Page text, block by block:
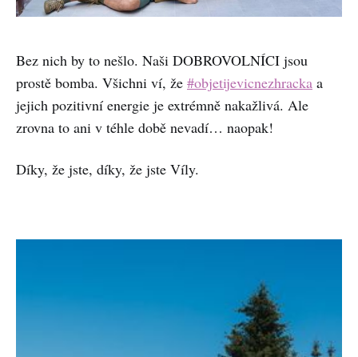
Bez nich by to nešlo. Naši DOBROVOLNÍCI jsou
prostě bomba. Všichni ví, že #objetijevicnezhracka a
jejich pozitivní energie je extrémně nakažlivá. Ale
zrovna to ani v téhle době nevadí… naopak!
Díky, že jste, díky, že jste Víly.